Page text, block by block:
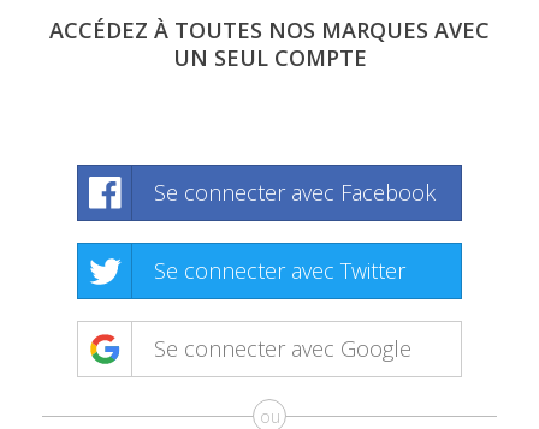
ACCÉDEZ À TOUTES NOS MARQUES AVEC
UN SEUL COMPTE
Se connecter avec Facebook
Se connecter avec Twitter
Se connecter avec Google
ou